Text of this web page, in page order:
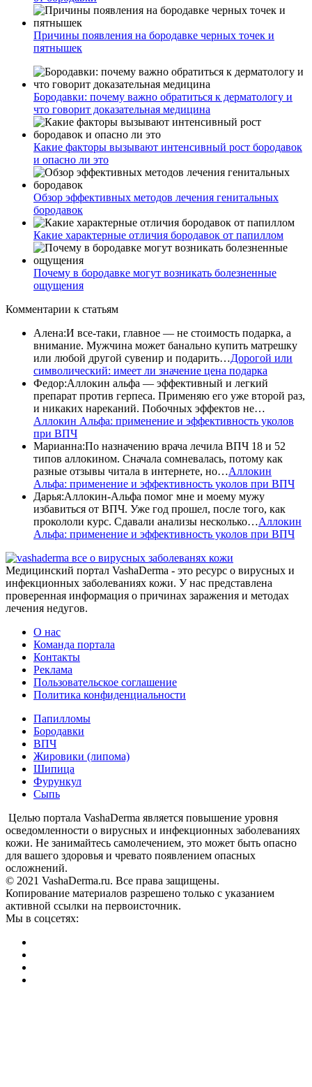
Причины появления на бородавке черных точек и
пятнышек
Бородавки: почему важно обратиться к дерматологу и
что говорит доказательная медицина
Какие факторы вызывают интенсивный рост бородавок
и опасно ли это
Обзор эффективных методов лечения генитальных
бородавок
Какие характерные отличия бородавок от папиллом
Почему в бородавке могут возникать болезненные
ощущения
Комментарии к статьям
Алена:И все-таки, главное — не стоимость подарка, а
внимание. Мужчина может банально купить матрешку
или любой другой сувенир и подарить…Дорогой или
символический: имеет ли значение цена подарка
Федор:Аллокин альфа — эффективный и легкий
препарат против герпеса. Применяю его уже второй раз,
и никаких нареканий. Побочных эффектов не…
Аллокин Альфа: применение и эффективность уколов
при ВПЧ
Марианна:По назначению врача лечила ВПЧ 18 и 52
типов аллокином. Сначала сомневалась, потому как
разные отзывы читала в интернете, но…Аллокин
Альфа: применение и эффективность уколов при ВПЧ
Дарья:Аллокин-Альфа помог мне и моему мужу
избавиться от ВПЧ. Уже год прошел, после того, как
прокололи курс. Сдавали анализы несколько…Аллокин
Альфа: применение и эффективность уколов при ВПЧ
все о вирусных заболеванях кожи
Медицинский портал VashaDerma - это ресурс о вирусных и
инфекционных заболеваниях кожи. У нас представлена
проверенная информация о причинах заражения и методах
лечения недугов.
О нас
Команда портала
Контакты
Реклама
Пользовательское соглашение
Политика конфиденциальности
Папилломы
Бородавки
ВПЧ
Жировики (липома)
Шипица
Фурункул
Сыпь
Целью портала VashaDerma является повышение уровня
осведомленности о вирусных и инфекционных заболеваниях
кожи. Не занимайтесь самолечением, это может быть опасно
для вашего здоровья и чревато появлением опасных
осложнений.
© 2021 VashaDerma.ru. Все права защищены.
Копирование материалов разрешено только с указанием
активной ссылки на первоисточник.
Мы в соцсетях: